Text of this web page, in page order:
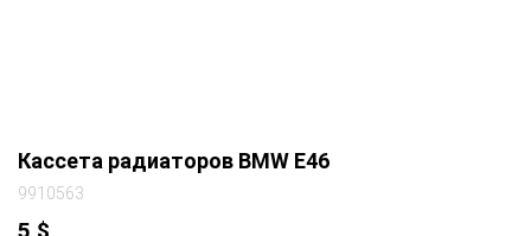
Кассета радиаторов BMW E46
9910563